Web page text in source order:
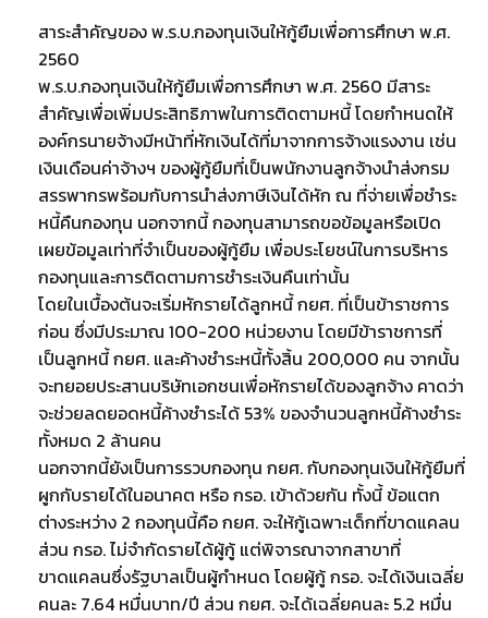
สาระสำคัญของ พ.ร.บ.กองทุนเงินให้กู้ยืมเพื่อการศึกษา พ.ศ.
2560
พ.ร.บ.กองทุนเงินให้กู้ยืมเพื่อการศึกษา พ.ศ. 2560 มีสาระ
สำคัญเพื่อเพิ่มประสิทธิภาพในการติดตามหนี้ โดยกำหนดให้
องค์กรนายจ้างมีหน้าที่หักเงินได้ที่มาจากการจ้างแรงงาน เช่น
เงินเดือนค่าจ้างฯ ของผู้กู้ยืมที่เป็นพนักงานลูกจ้างนำส่งกรม
สรรพากรพร้อมกับการนำส่งภาษีเงินได้หัก ณ ที่จ่ายเพื่อชำระ
หนี้คืนกองทุน นอกจากนี้ กองทุนสามารถขอข้อมูลหรือเปิด
เผยข้อมูลเท่าที่จำเป็นของผู้กู้ยืม เพื่อประโยชน์ในการบริหาร
กองทุนและการติดตามการชำระเงินคืนเท่านั้น
โดยในเบื้องต้นจะเริ่มหักรายได้ลูกหนี้ กยศ. ที่เป็นข้าราชการ
ก่อน ซึ่งมีประมาณ 100-200 หน่วยงาน โดยมีข้าราชการที่
เป็นลูกหนี้ กยศ. และค้างชำระหนี้ทั้งสิ้น 200,000 คน จากนั้น
จะทยอยประสานบริษัทเอกชนเพื่อหักรายได้ของลูกจ้าง คาดว่า
จะช่วยลดยอดหนี้ค้างชำระได้ 53% ของจำนวนลูกหนี้ค้างชำระ
ทั้งหมด 2 ล้านคน
นอกจากนี้ยังเป็นการรวบกองทุน กยศ. กับกองทุนเงินให้กู้ยืมที่
ผูกกับรายได้ในอนาคต หรือ กรอ. เข้าด้วยกัน ทั้งนี้ ข้อแตก
ต่างระหว่าง 2 กองทุนนี้คือ กยศ. จะให้กู้เฉพาะเด็กที่ขาดแคลน
ส่วน กรอ. ไม่จำกัดรายได้ผู้กู้ แต่พิจารณาจากสาขาที่
ขาดแคลนซึ่งรัฐบาลเป็นผู้กำหนด โดยผู้กู้ กรอ. จะได้เงินเฉลี่ย
คนละ 7.64 หมื่นบาท/ปี ส่วน กยศ. จะได้เฉลี่ยคนละ 5.2 หมื่น